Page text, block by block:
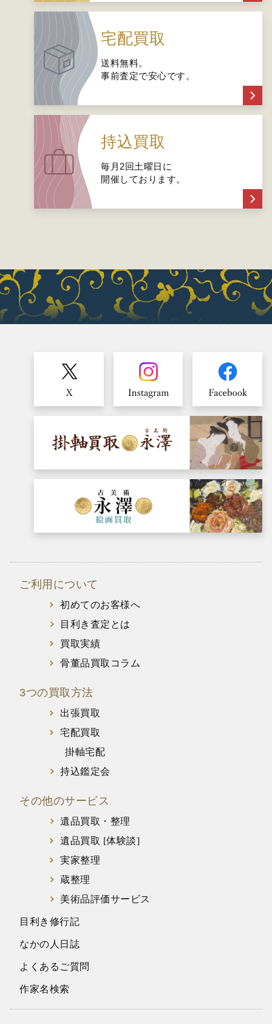
宅配買取
送料無料。
事前査定で安心です。
持込買取
毎月2回土曜日に
開催しております。
ご利用について
初めてのお客様へ
目利き査定とは
買取実績
骨董品買取コラム
3つの買取方法
出張買取
宅配買取
掛軸宅配
持込鑑定会
その他のサービス
遺品買取・整理
遺品買取 [体験談]
実家整理
蔵整理
美術品評価サービス
目利き修行記
なかの人日誌
よくあるご質問
作家名検索